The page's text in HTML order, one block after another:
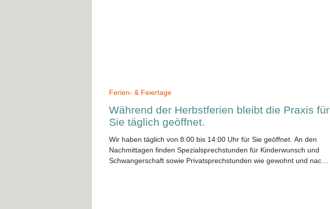
Während der Herbstferien bleibt die Praxis für
Sie täglich geöffnet.
Wir haben täglich von 8:00 bis 14:00 Uhr für Sie geöffnet. An den
Nachmittagen finden Spezialsprechstunden für Kinderwunsch und
Schwangerschaft sowie Privatsprechstunden wie gewohnt und nach
Ferien- & Feiertage